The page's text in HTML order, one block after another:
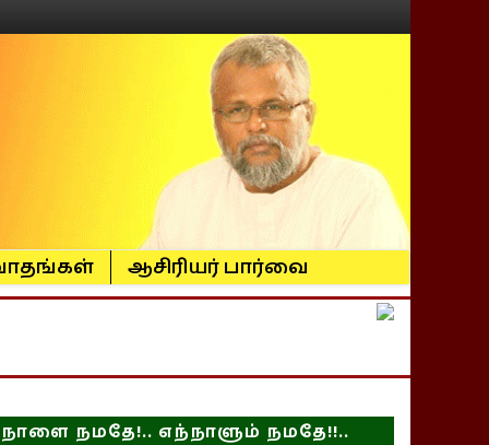
ஆசிரியர் பார்வை
நாளை நமதே!.. எந்நாளும் நமதே!!..